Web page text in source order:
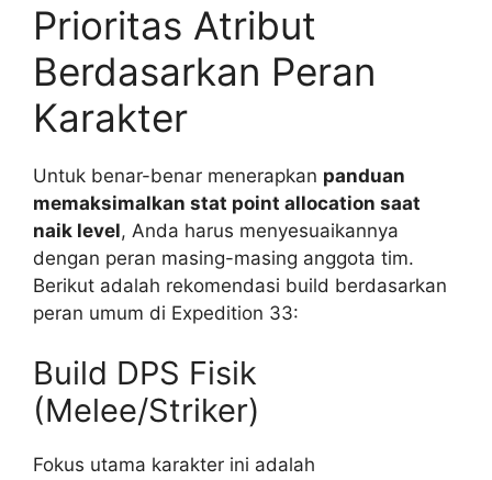
Prioritas Atribut
Berdasarkan Peran
Karakter
Untuk benar-benar menerapkan panduan
memaksimalkan stat point allocation saat
naik level, Anda harus menyesuaikannya
dengan peran masing-masing anggota tim.
Berikut adalah rekomendasi build berdasarkan
peran umum di Expedition 33:
Build DPS Fisik
(Melee/Striker)
Fokus utama karakter ini adalah